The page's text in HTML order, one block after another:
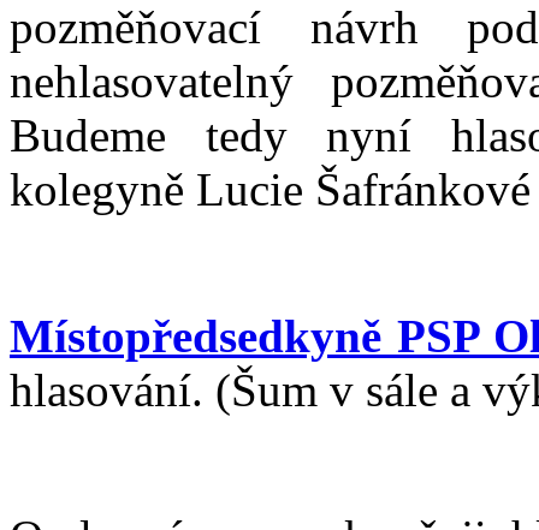
pozměňovací návrh
nehlasovatelný
Budeme tedy nyní
kolegyně Lucie
Místopředsedkyně PSP
hlasování. (Šum v sále a